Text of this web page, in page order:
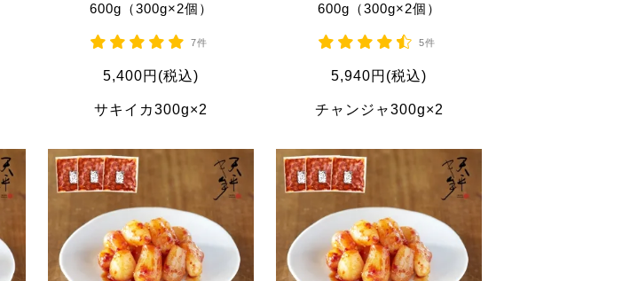
600g（300g×2個）
7件
5,400円(税込)
サキイカ300g×2
600g（300g×2個）
5件
5,940円(税込)
チャンジャ300g×2